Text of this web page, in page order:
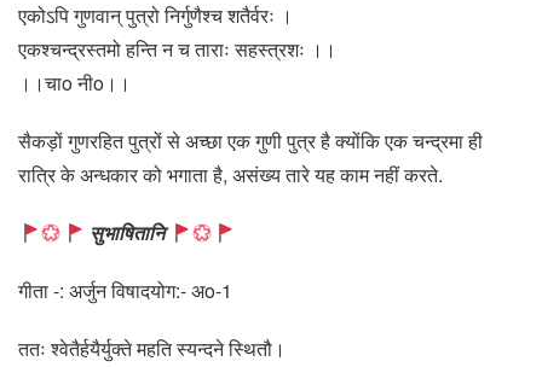
एकोऽपि गुणवान् पुत्रो निर्गुणैश्च शतैर्वरः ।
एकश्चन्द्रस्तमो हन्ति न च ताराः सहस्त्रशः ।।
।।चाo नीo।।
सैकड़ों गुणरहित पुत्रों से अच्छा एक गुणी पुत्र है क्योंकि एक चन्द्रमा ही
रात्रि के अन्धकार को भगाता है, असंख्य तारे यह काम नहीं करते.
सुभाषितानि
गीता -: अर्जुन विषादयोग:- अo-1
ततः श्वेतैर्हयैर्युक्ते महति स्यन्दने स्थितौ।